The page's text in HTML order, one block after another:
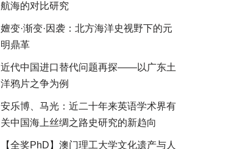
航海的对比研究
嬗变·渐变·因袭：北方海洋史视野下的元
明鼎革
近代中国进口替代问题再探——以广东土
洋鸦片之争为例
安乐博、马光：近二十年来英语学术界有
关中国海上丝绸之路史研究的新趋向
【全奖PhD】澳门理工大学文化遗产与人